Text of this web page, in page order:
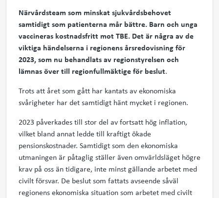
Närvårdsteam som minskat sjukvårdsbehovet
samtidigt som patienterna mår bättre. Barn och unga
vaccineras kostnadsfritt mot TBE. Det är några av de
viktiga händelserna i regionens årsredovisning för
2023, som nu behandlats av regionstyrelsen och
lämnas över till regionfullmäktige för beslut.
Trots att året som gått har kantats av ekonomiska
svårigheter har det samtidigt hänt mycket i regionen.
2023 påverkades till stor del av fortsatt hög inflation,
vilket bland annat ledde till kraftigt ökade
pensionskostnader. Samtidigt som den ekonomiska
utmaningen är påtaglig ställer även omvärldsläget högre
krav på oss än tidigare, inte minst gällande arbetet med
civilt försvar. De beslut som fattats avseende såväl
regionens ekonomiska situation som arbetet med civilt